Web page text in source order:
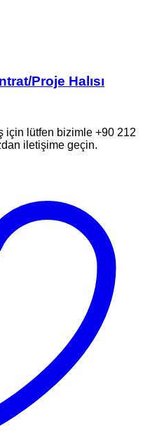
Proje Halısı
için lütfen bizimle +90 212
iletişime geçin.